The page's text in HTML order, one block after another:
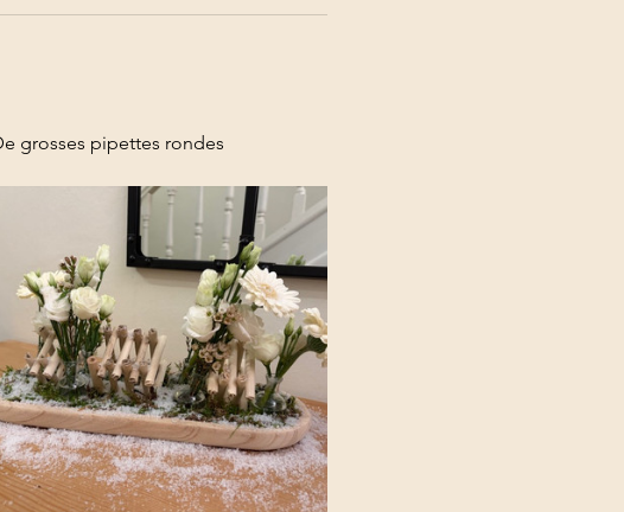
grosses pipettes rondes